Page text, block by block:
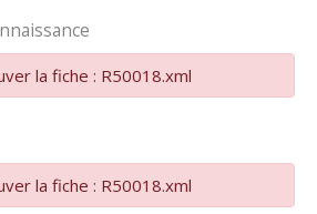
la fiche : R50018.xml
la fiche : R50018.xml